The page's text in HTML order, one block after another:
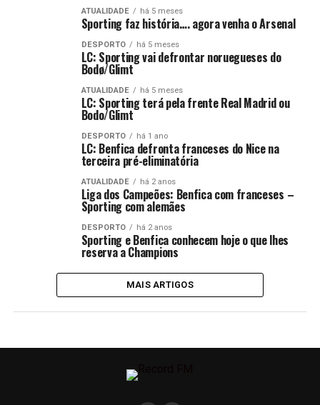
ATUALIDADE há 5 meses
Sporting faz história…. agora venha o Arsenal
DESPORTO há 5 meses
LC: Sporting vai defrontar noruegueses do
Bodø/Glimt
ATUALIDADE há 5 meses
LC: Sporting terá pela frente Real Madrid ou
Bodo/Glimt
DESPORTO há 1 ano
LC: Benfica defronta franceses do Nice na
terceira pré-eliminatória
ATUALIDADE há 2 anos
Liga dos Campeões: Benfica com franceses –
Sporting com alemães
DESPORTO há 2 anos
Sporting e Benfica conhecem hoje o que lhes
reserva a Champions
MAIS ARTIGOS